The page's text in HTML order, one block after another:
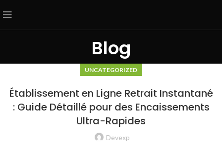
Blog
UNCATEGORIZED
Établissement en Ligne Retrait Instantané
: Guide Détaillé pour des Encaissements
Ultra-Rapides
Devexp